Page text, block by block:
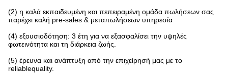
(2) η καλά εκπαιδευμένη και πεπειραμένη ομάδα πωλήσεων σας
παρέχει καλή pre-sales & μεταπωλήσεων υπηρεσία
(4) εξουσιοδότηση: 3 έτη για να εξασφαλίσει την υψηλές
φωτεινότητα και τη διάρκεια ζωής.
(5) έρευνα και ανάπτυξη από την επιχείρησή μας με το
reliablequality.